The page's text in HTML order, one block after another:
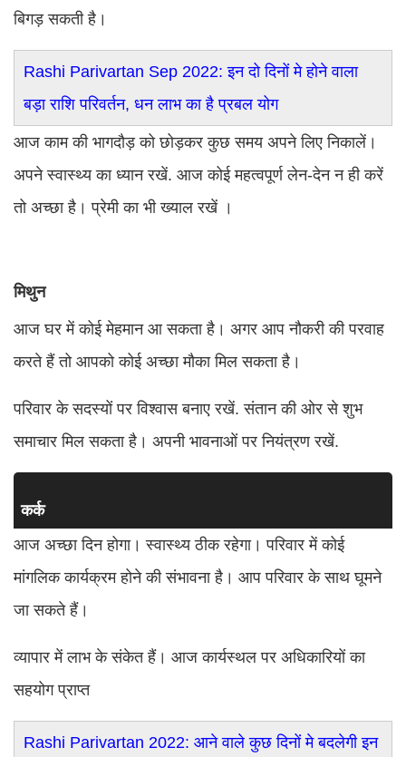
बिगड़ सकती है।
Rashi Parivartan Sep 2022: इन दो दिनों मे होने वाला
बड़ा राशि परिवर्तन, धन लाभ का है प्रबल योग
आज काम की भागदौड़ को छोड़कर कुछ समय अपने लिए निकालें।
अपने स्वास्थ्य का ध्यान रखें. आज कोई महत्वपूर्ण लेन-देन न ही करें
तो अच्छा है। प्रेमी का भी ख्याल रखें ।
मिथुन
आज घर में कोई मेहमान आ सकता है। अगर आप नौकरी की परवाह
करते हैं तो आपको कोई अच्छा मौका मिल सकता है।
परिवार के सदस्यों पर विश्वास बनाए रखें. संतान की ओर से शुभ
समाचार मिल सकता है। अपनी भावनाओं पर नियंत्रण रखें.
कर्क
आज अच्छा दिन होगा। स्वास्थ्य ठीक रहेगा। परिवार में कोई
मांगलिक कार्यक्रम होने की संभावना है। आप परिवार के साथ घूमने
जा सकते हैं।
व्यापार में लाभ के संकेत हैं। आज कार्यस्थल पर अधिकारियों का
सहयोग प्राप्त
Rashi Parivartan 2022: आने वाले कुछ दिनों मे बदलेगी इन